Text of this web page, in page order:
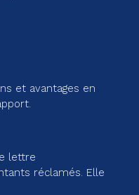
et avantages en
lettre
réclamés. Elle